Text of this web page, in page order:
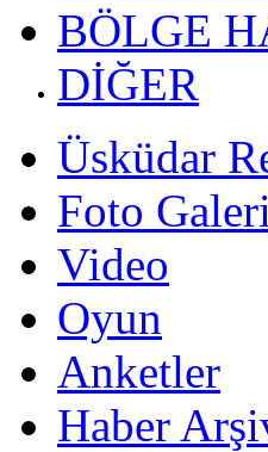
BÖLGE
DİĞER
Üsküdar
Foto Galeri
Video
Oyun
Anketler
Haber